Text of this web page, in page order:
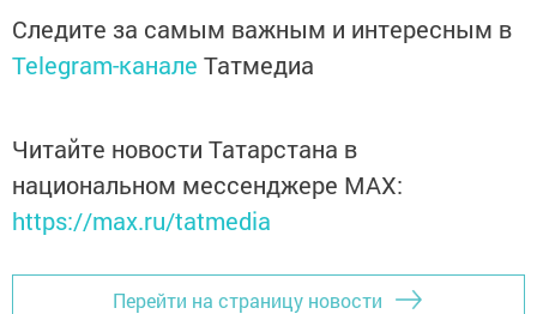
Следите за самым важным и интересным в
Telegram-канале Татмедиа
Читайте новости Татарстана в
национальном мессенджере MАХ:
https://max.ru/tatmedia
Перейти на страницу новости